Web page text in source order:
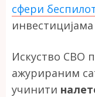
сфери
инвестицијама
Искуство СВО
ажурираним
учинити